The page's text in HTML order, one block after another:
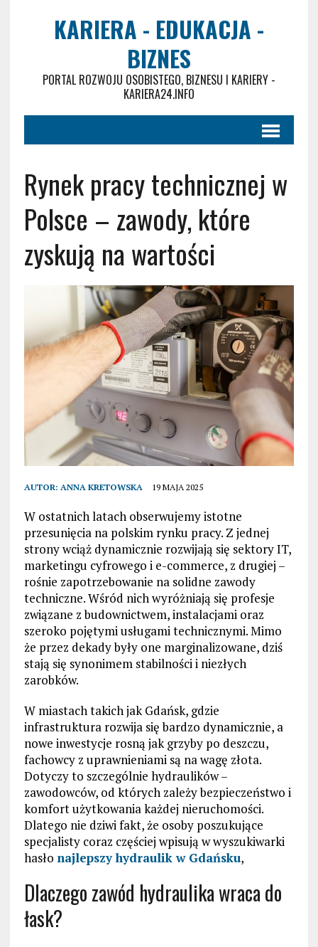
KARIERA - EDUKACJA -
BIZNES
PORTAL ROZWOJU OSOBISTEGO, BIZNESU I KARIERY -
KARIERA24.INFO
Rynek pracy technicznej w
Polsce – zawody, które
zyskują na wartości
AUTOR: ANNA KRETOWSKA 19 MAJA 2025
W ostatnich latach obserwujemy istotne
przesunięcia na polskim rynku pracy. Z jednej
strony wciąż dynamicznie rozwijają się sektory IT,
marketingu cyfrowego i e-commerce, z drugiej –
rośnie zapotrzebowanie na solidne zawody
techniczne. Wśród nich wyróżniają się profesje
związane z budownictwem, instalacjami oraz
szeroko pojętymi usługami technicznymi. Mimo
że przez dekady były one marginalizowane, dziś
stają się synonimem stabilności i niezłych
zarobków.
W miastach takich jak Gdańsk, gdzie
infrastruktura rozwija się bardzo dynamicznie, a
nowe inwestycje rosną jak grzyby po deszczu,
fachowcy z uprawnieniami są na wagę złota.
Dotyczy to szczególnie hydraulików –
zawodowców, od których zależy bezpieczeństwo i
komfort użytkowania każdej nieruchomości.
Dlatego nie dziwi fakt, że osoby poszukujące
specjalisty coraz częściej wpisują w wyszukiwarki
hasło najlepszy hydraulik w Gdańsku,
Dlaczego zawód hydraulika wraca do
łask?